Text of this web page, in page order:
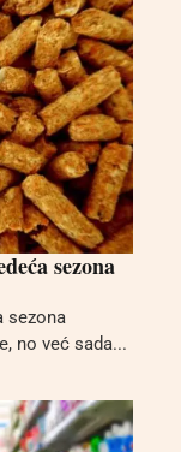
sezona
sezona
no već sada...